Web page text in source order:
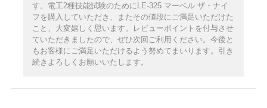
す。電工2種技能試験のためにLE-325 マーベル ザ・ナイ
フを購入していただき、またその値段にご満足いただけた
こと、大変嬉しく思います。レビューポイントを付与させ
ていただきましたので、ぜひ次回ご利用ください。今後と
もお客様にご満足いただけるよう努めてまいります。引き
続きよろしくお願いいたします。